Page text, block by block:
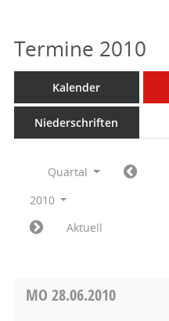
Termine 2010
Kalender
Niederschriften
Quartal
2010
Aktuell
MO 28.06.2010